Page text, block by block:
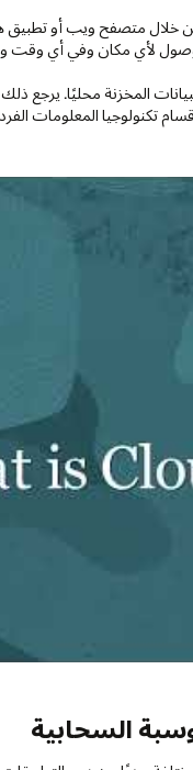
خلال متصفح ويب أو تطبيق
لأي مكان وفي أي وقت
المخزنة محليًا. يرجع
تكنولوجيا المعلومات
السحابية